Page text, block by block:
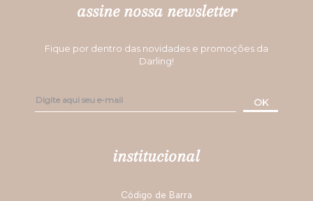
assine nossa newsletter
Fique por dentro das novidades e promoções da
Darling!
OK
institucional
Código de Barra